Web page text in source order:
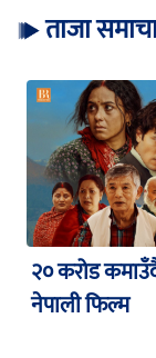
ताजा
२० करोड
नेपाली फिल्म